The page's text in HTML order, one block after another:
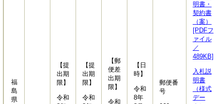
福
島
県
【提
出期
限】
令和
【提
出期
限】
令和
【郵
便差
出期
限】
令和
【日
時】
令和
8年
郵便番
号
明書・
契約書
（案）
[PDFフ
ァイル
／
489KB]
入札説
明書
（様式
デー